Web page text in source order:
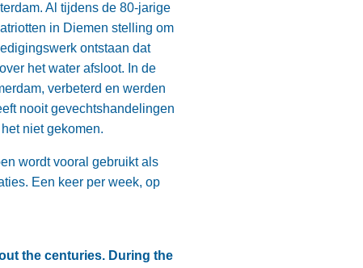
Al tijdens de 80-jarige
in Diemen stelling om
ontstaan dat
het water afsloot. In de
verbeterd en werden
nooit gevechtshandelingen
niet gekomen.
wordt vooral gebruikt als
Een keer per week, op
the centuries. During the